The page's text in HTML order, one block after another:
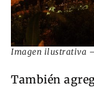
Imagen ilustrativa
También